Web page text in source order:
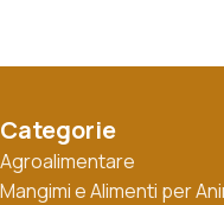
Categorie
Agroalimentare
Mangimi e Alimenti per